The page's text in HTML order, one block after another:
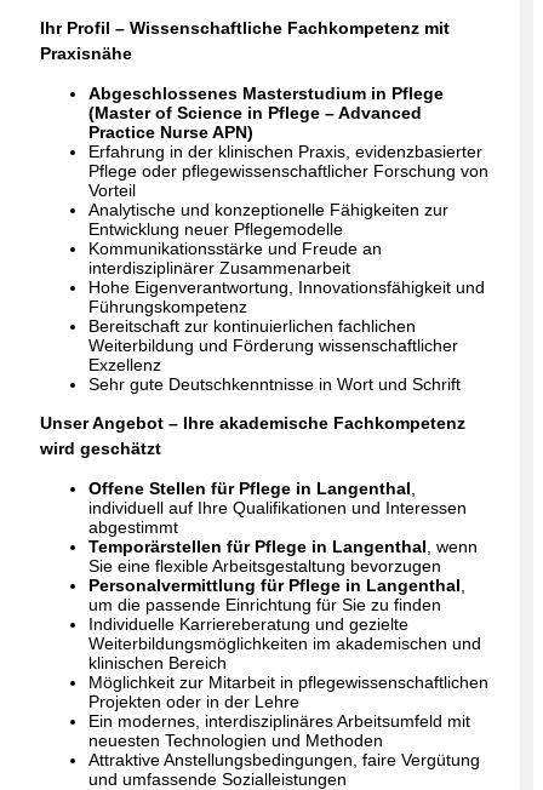
Ihr Profil – Wissenschaftliche Fachkompetenz mit
Praxisnähe
Abgeschlossenes Masterstudium in Pflege
(Master of Science in Pflege – Advanced
Practice Nurse APN)
Erfahrung in der klinischen Praxis, evidenzbasierter
Pflege oder pflegewissenschaftlicher Forschung von
Vorteil
Analytische und konzeptionelle Fähigkeiten zur
Entwicklung neuer Pflegemodelle
Kommunikationsstärke und Freude an
interdisziplinärer Zusammenarbeit
Hohe Eigenverantwortung, Innovationsfähigkeit und
Führungskompetenz
Bereitschaft zur kontinuierlichen fachlichen
Weiterbildung und Förderung wissenschaftlicher
Exzellenz
Sehr gute Deutschkenntnisse in Wort und Schrift
Unser Angebot – Ihre akademische Fachkompetenz
wird geschätzt
Offene Stellen für Pflege in Langenthal
individuell auf Ihre Qualifikationen und Interessen
abgestimmt
Temporärstellen für Pflege in Langenthal , wenn
Sie eine flexible Arbeitsgestaltung bevorzugen
Personalvermittlung für Pflege in Langenthal
um die passende Einrichtung für Sie zu finden
Individuelle Karriereberatung und gezielte
Weiterbildungsmöglichkeiten im akademischen und
klinischen Bereich
Möglichkeit zur Mitarbeit in pflegewissenschaftlichen
Projekten oder in der Lehre
Ein modernes, interdisziplinäres Arbeitsumfeld mit
neuesten Technologien und Methoden
Attraktive Anstellungsbedingungen, faire Vergütung
und umfassende Sozialleistungen